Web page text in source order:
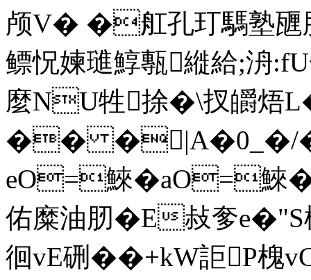
颅V� �舡孔玎騳塾甅
鳔怳媡璡鯙甎縰給;洀
麼NU牲捈�\扠皭
�� �|A�0_�/�
eO=鯠�aO=鯠
佑糜油肕�E敊奓
徊vE硎��+kW詎P槐